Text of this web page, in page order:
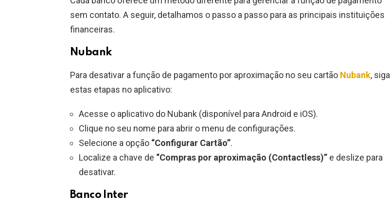
sem contato. A seguir, detalhamos o passo a passo para as principais instituições
financeiras.
Nubank
Para desativar a função de pagamento por aproximação no seu cartão Nubank, siga
estas etapas no aplicativo:
Acesse o aplicativo do Nubank (disponível para Android e iOS).
Clique no seu nome para abrir o menu de configurações.
Selecione a opção “Configurar Cartão”.
Localize a chave de “Compras por aproximação (Contactless)” e deslize para
desativar.
Banco Inter